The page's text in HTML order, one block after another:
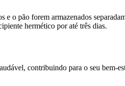
o pão forem armazenados
hermético por até três dias.
contribuindo para o seu bem-